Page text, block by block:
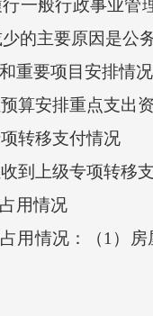
般行政事业管理
的主要原因是公
要项目安排情况
安排重点支出资
转移支付情况
上级专项转移支
用情况
情况：（1）房